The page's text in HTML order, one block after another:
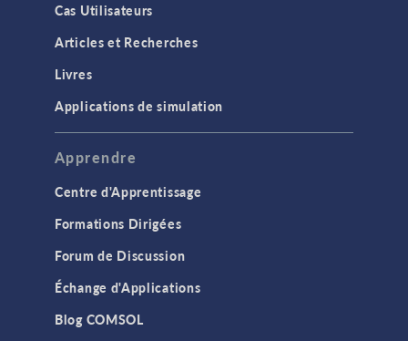
Cas Utilisateurs
Articles et Recherches
Livres
Applications de simulation
Apprendre
Centre d'Apprentissage
Formations Dirigées
Forum de Discussion
Échange d'Applications
Blog COMSOL